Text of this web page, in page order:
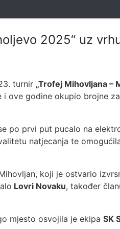
2025“ uz
turnir „Trofej Mihovljana –
i ove godine okupio brojne
po prvi put pucalo na
natjecanja te
koji je ostvario
Lovri Novaku, također
mjesto osvojila je ekipa SK